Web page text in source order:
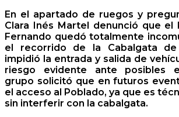
En el apartado de ruegos y
Clara Inés Martel denunció que el
Fernando quedó totalmente
el recorrido de la Cabalgata
impidió la entrada y salida de
riesgo evidente ante posibles
grupo solicitó que en futuros
el acceso al Poblado, ya que es
sin interferir con la cabalgata.